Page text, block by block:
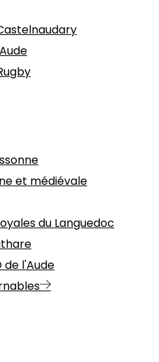
et médiévale
du Languedoc
de l'Aude